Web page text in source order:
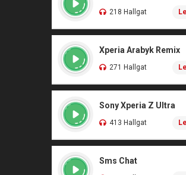
218 Hallgat
Xperia Arabyk Remix
271 Hallgat
Sony Xperia Z Ultra
413 Hallgat
Sms Chat